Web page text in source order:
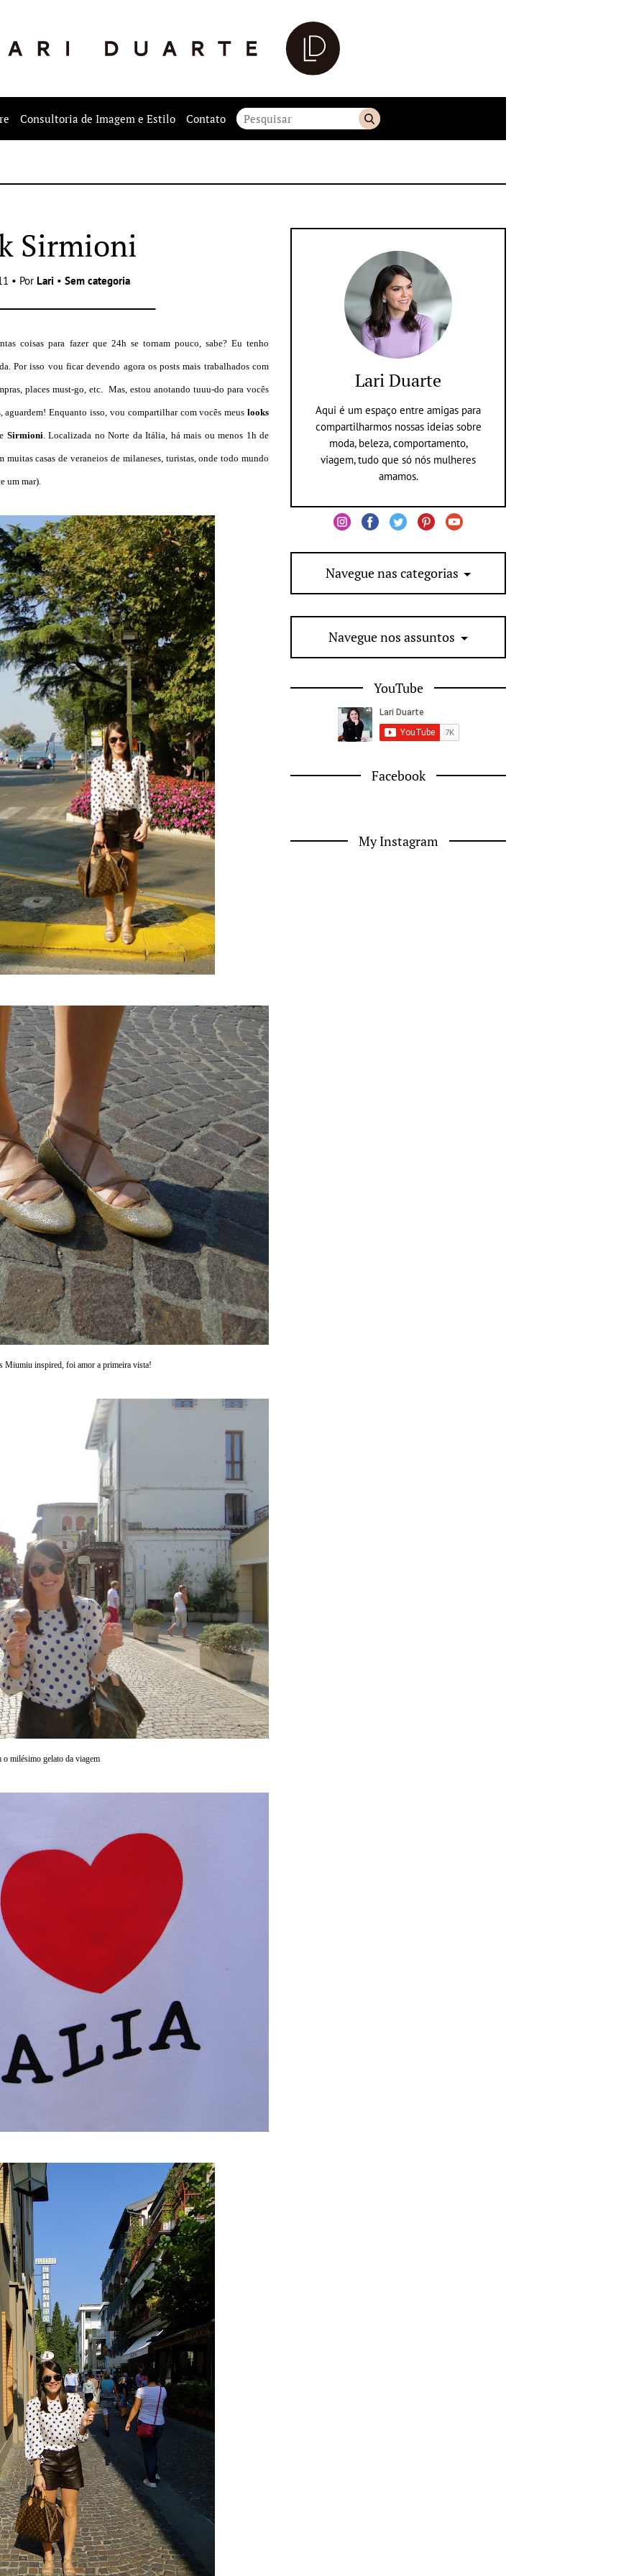
Consultoria de Imagem e Estilo Contato
Sirmioni
• Por Lari • Sem categoria
coisas para fazer que 24h se tornam pouco, sabe? Eu tenho
Por isso vou ficar devendo agora os posts mais trabalhados com
places must-go, etc. Mas, estou anotando tuuu-do para vocês
aguardem! Enquanto isso, vou compartilhar com vocês meus looks
Sirmioni. Localizada no Norte da Itália, há mais ou menos 1h de
casas de veraneios de milaneses, turistas, onde todo mundo
um mar).
Miumiu inspired, foi amor a primeira vista!
o milésimo gelato da viagem
Lari Duarte
Aqui é um espaço entre amigas para
compartilharmos nossas ideias sobre
moda, beleza, comportamento,
viagem, tudo que só nós mulheres
amamos.
Navegue nas categorias
Navegue nos assuntos
YouTube
Facebook
My Instagram